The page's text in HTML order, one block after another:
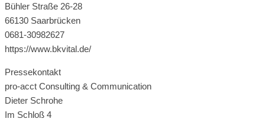
Bühler Straße 26-28
66130 Saarbrücken
0681-30982627
https://www.bkvital.de/
Pressekontakt
pro-acct Consulting & Communication
Dieter Schrohe
Im Schloß 4